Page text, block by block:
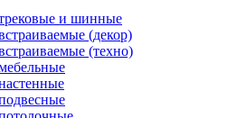
и шинные
(декор)
(техно)